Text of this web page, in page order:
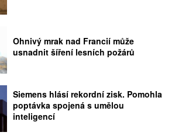
Ohnivý mrak nad Francií může
usnadnit šíření lesních požárů
Siemens hlásí rekordní zisk. Pomohla
poptávka spojená s umělou
inteligencí